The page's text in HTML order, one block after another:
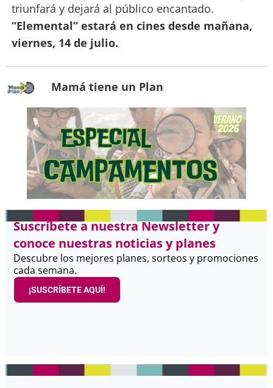
triunfará y dejará al público encantado.
“Elemental” estará en cines desde mañana,
viernes, 14 de julio.
Mamá tiene un Plan
Suscríbete a nuestra Newsletter y
conoce nuestras noticias y planes
Descubre los mejores planes, sorteos y promociones
cada semana.
¡SUSCRÍBETE AQUÍ!